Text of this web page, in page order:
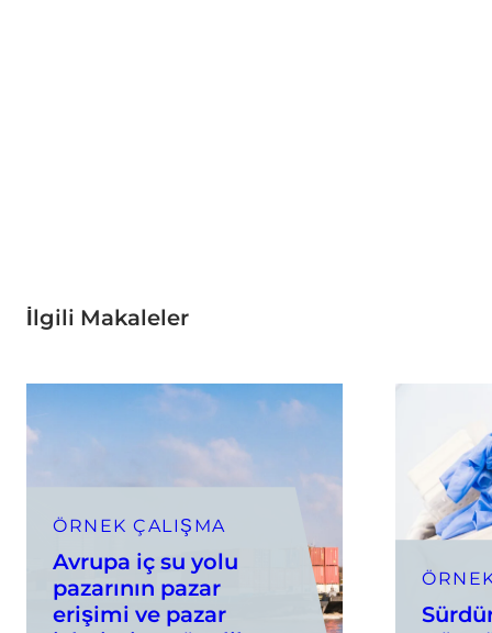
İlgili Makaleler
ÖRNEK ÇALIŞMA
Avrupa iç su yolu
pazarının pazar
erişimi ve pazar